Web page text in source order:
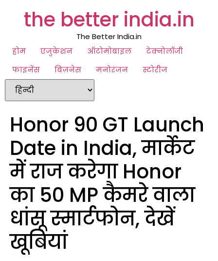
the better india.in
The Better India.in
होम
एजुकेशन ऑटोमोबाइल
टेक्नोलॉजी
फाइनेंस
बिज़नेस मनोरंजन स्टोरीज
Honor 90 GT Launch
Date in India, मार्केट
में राज करेगा Honor
का 50 MP कैमरे वाला
धांसू स्मार्टफोन, देखें
खूबियां